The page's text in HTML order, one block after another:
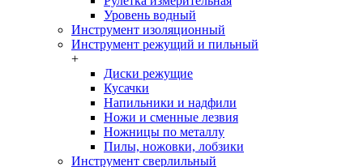
Уровень водный
Инструмент изоляционный
Инструмент режущий и пильный
+
Диски режущие
Кусачки
Напильники и надфили
Ножи и сменные лезвия
Ножницы по металлу
Пилы, ножовки, лобзики
Инструмент сверлильный